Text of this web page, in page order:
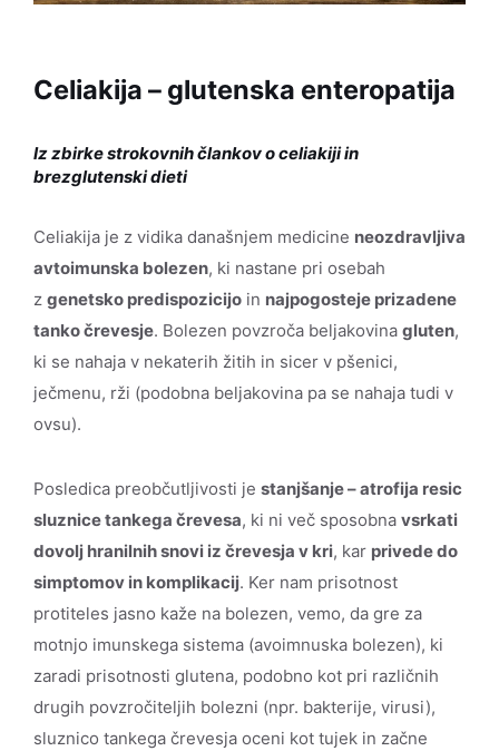
Celiakija – glutenska enteropatija
Iz zbirke strokovnih člankov o celiakiji in
brezglutenski dieti
Celiakija je z vidika današnjem medicine neozdravljiva
avtoimunska bolezen, ki nastane pri osebah
z genetsko predispozicijo in najpogosteje prizadene
tanko črevesje. Bolezen povzroča beljakovina gluten,
ki se nahaja v nekaterih žitih in sicer v pšenici,
ječmenu, rži (podobna beljakovina pa se nahaja tudi v
ovsu).
Posledica preobčutljivosti je stanjšanje – atrofija resic
sluznice tankega črevesa, ki ni več sposobna vsrkati
dovolj hranilnih snovi iz črevesja v kri, kar privede do
simptomov in komplikacij. Ker nam prisotnost
protiteles jasno kaže na bolezen, vemo, da gre za
motnjo imunskega sistema (avoimnuska bolezen), ki
zaradi prisotnosti glutena, podobno kot pri različnih
drugih povzročiteljih bolezni (npr. bakterije, virusi),
sluznico tankega črevesja oceni kot tujek in začne